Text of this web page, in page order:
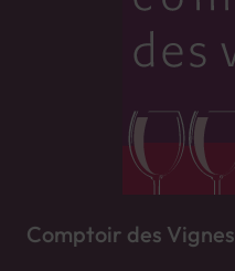
Comptoir des Vignes